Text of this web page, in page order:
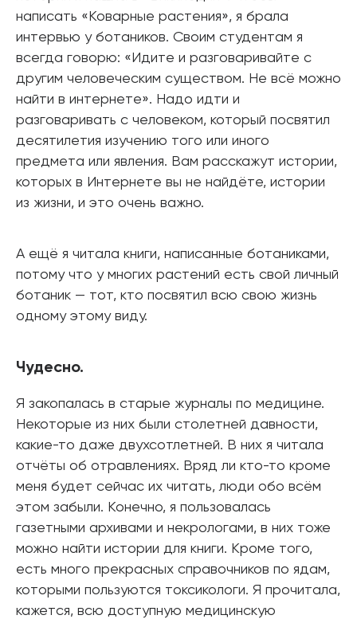
написать «Коварные растения», я брала
интервью у ботаников. Своим студентам я
всегда говорю: «Идите и разговаривайте с
другим человеческим существом. Не всё можно
найти в интернете». Надо идти и
разговаривать с человеком, который посвятил
десятилетия изучению того или иного
предмета или явления. Вам расскажут истории,
которых в Интернете вы не найдёте, истории
из жизни, и это очень важно.
А ещё я читала книги, написанные ботаниками,
потому что у многих растений есть свой личный
ботаник — тот, кто посвятил всю свою жизнь
одному этому виду.
Чудесно.
Я закопалась в старые журналы по медицине.
Некоторые из них были столетней давности,
какие-то даже двухсотлетней. В них я читала
отчёты об отравлениях. Вряд ли кто-то кроме
меня будет сейчас их читать, люди обо всём
этом забыли. Конечно, я пользовалась
газетными архивами и некрологами, в них тоже
можно найти истории для книги. Кроме того,
есть много прекрасных справочников по ядам,
которыми пользуются токсикологи. Я прочитала,
кажется, всю доступную медицинскую